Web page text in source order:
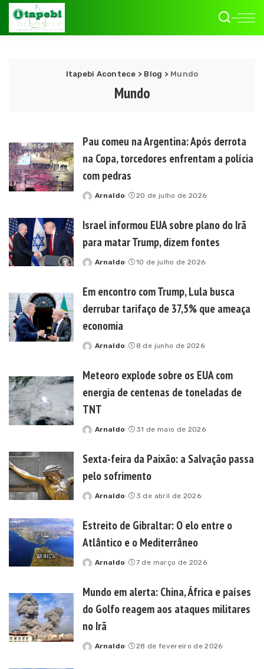
Itapebi Acontece > Blog > Mundo
Mundo
Pau comeu na Argentina: Após derrota
na Copa, torcedores enfrentam a polícia
com pedras
Posted
Arnaldo 20 de julho de 2026
Israel informou EUA sobre plano do Irã
para matar Trump, dizem fontes
Posted
Arnaldo 10 de julho de 2026
Em encontro com Trump, Lula busca
derrubar tarifaço de 37,5% que ameaça
economia
Posted
Arnaldo 8 de junho de 2026
Meteoro explode sobre os EUA com
energia de centenas de toneladas de
TNT
Posted
Arnaldo 31 de maio de 2026
Sexta-feira da Paixão: a Salvação passa
pelo sofrimento
Posted
Arnaldo 3 de abril de 2026
Estreito de Gibraltar: O elo entre o
Atlântico e o Mediterrâneo
Posted
Arnaldo 7 de março de 2026
Mundo em alerta: China, África e países
do Golfo reagem aos ataques militares
no Irã
Posted
Arnaldo 28 de fevereiro de 2026